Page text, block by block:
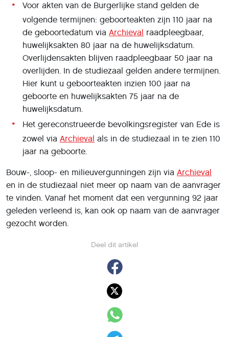
Deel dit artikel
Voor akten van de Burgerlijke stand gelden de
volgende termijnen: geboorteakten zijn 110 jaar na
de geboortedatum via Archieval raadpleegbaar,
huwelijksakten 80 jaar na de huwelijksdatum.
Overlijdensakten blijven raadpleegbaar 50 jaar na
overlijden. In de studiezaal gelden andere termijnen.
Hier kunt u geboorteakten inzien 100 jaar na
geboorte en huwelijksakten 75 jaar na de
huwelijksdatum.
Het gereconstrueerde bevolkingsregister van Ede is
zowel via Archieval als in de studiezaal in te zien 110
jaar na geboorte.
Bouw-, sloop- en milieuvergunningen zijn via Archieval
en in de studiezaal niet meer op naam van de aanvrager
te vinden. Vanaf het moment dat een vergunning 92 jaar
geleden verleend is, kan ook op naam van de aanvrager
gezocht worden.